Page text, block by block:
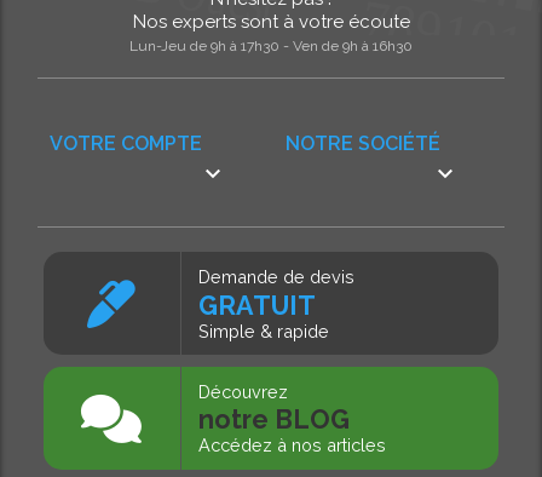
NOTRE SOCIÉTÉ

VOTRE COMPTE

Nos experts sont à votre écoute
Lun-Jeu de 9h à 17h30 - Ven de 9h à 16h30
Demande de devis
GRATUIT
Simple & rapide
Découvrez
notre BLOG
Accédez à nos articles